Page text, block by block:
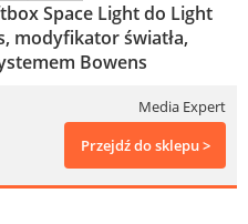
Space Light do Light
modyfikator światła,
Bowens
Media Expert
Przejdź do sklepu >